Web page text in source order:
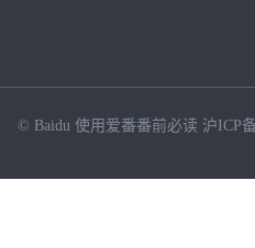
© Baidu 使用爱番番前必读 沪ICP